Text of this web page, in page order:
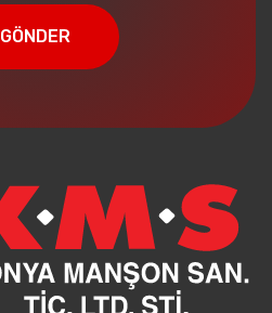
GÖNDER